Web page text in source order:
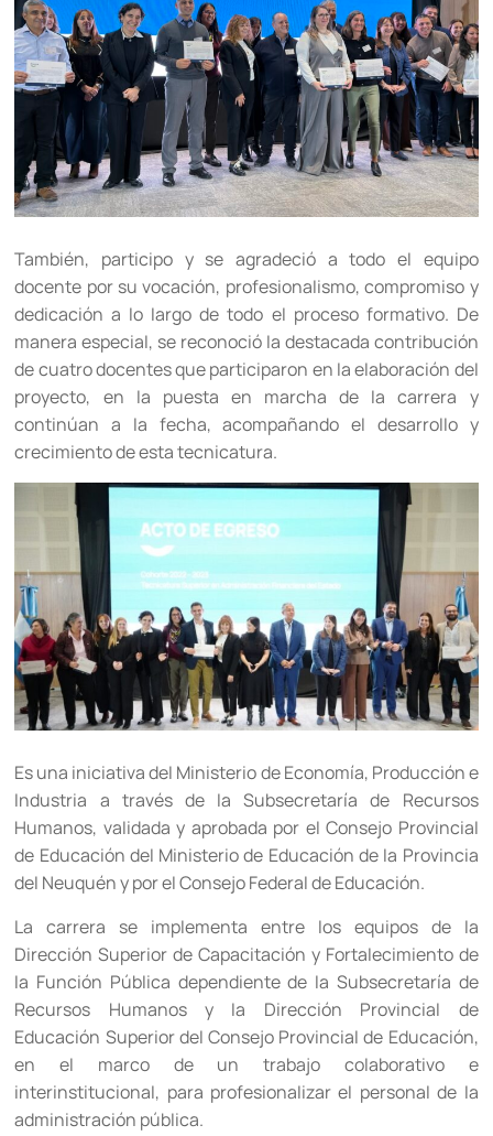
También, participo y se agradeció a todo el equipo
docente por su vocación, profesionalismo, compromiso y
dedicación a lo largo de todo el proceso formativo. De
manera especial, se reconoció la destacada contribución
de cuatro docentes que participaron en la elaboración del
proyecto, en la puesta en marcha de la carrera y
continúan a la fecha, acompañando el desarrollo y
crecimiento de esta tecnicatura.
Es una iniciativa del Ministerio de Economía, Producción e
Industria a través de la Subsecretaría de Recursos
Humanos, validada y aprobada por el Consejo Provincial
de Educación del Ministerio de Educación de la Provincia
del Neuquén y por el Consejo Federal de Educación.
La carrera se implementa entre los equipos de la
Dirección Superior de Capacitación y Fortalecimiento de
la Función Pública dependiente de la Subsecretaría de
Recursos Humanos y la Dirección Provincial de
Educación Superior del Consejo Provincial de Educación,
en el marco de un trabajo colaborativo e
interinstitucional, para profesionalizar el personal de la
administración pública.